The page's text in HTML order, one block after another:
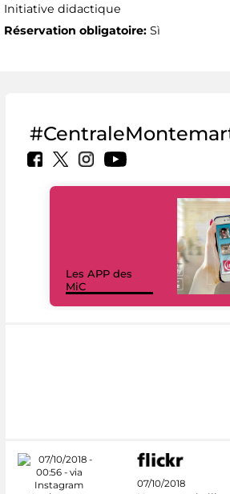
Initiative didactique
Réservation obligatoire: Sì
Les APP des
MiC
07/10/2018